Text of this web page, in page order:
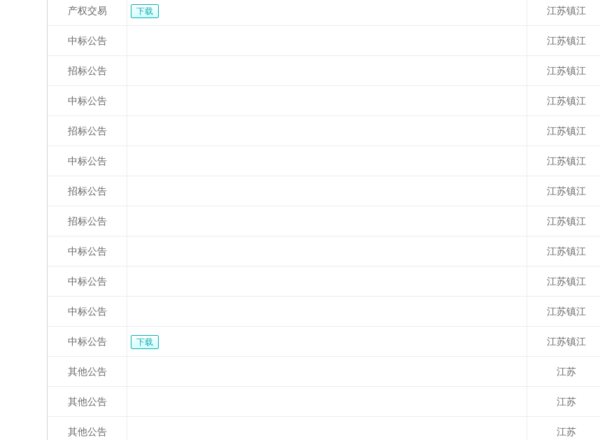
产权交易 下载 江苏镇江
中标公告 江苏镇江
招标公告 江苏镇江
中标公告 江苏镇江
招标公告 江苏镇江
中标公告 江苏镇江
招标公告 江苏镇江
招标公告 江苏镇江
中标公告 江苏镇江
中标公告 江苏镇江
中标公告 江苏镇江
中标公告 下载 江苏镇江
其他公告 江苏
其他公告 江苏
其他公告 江苏